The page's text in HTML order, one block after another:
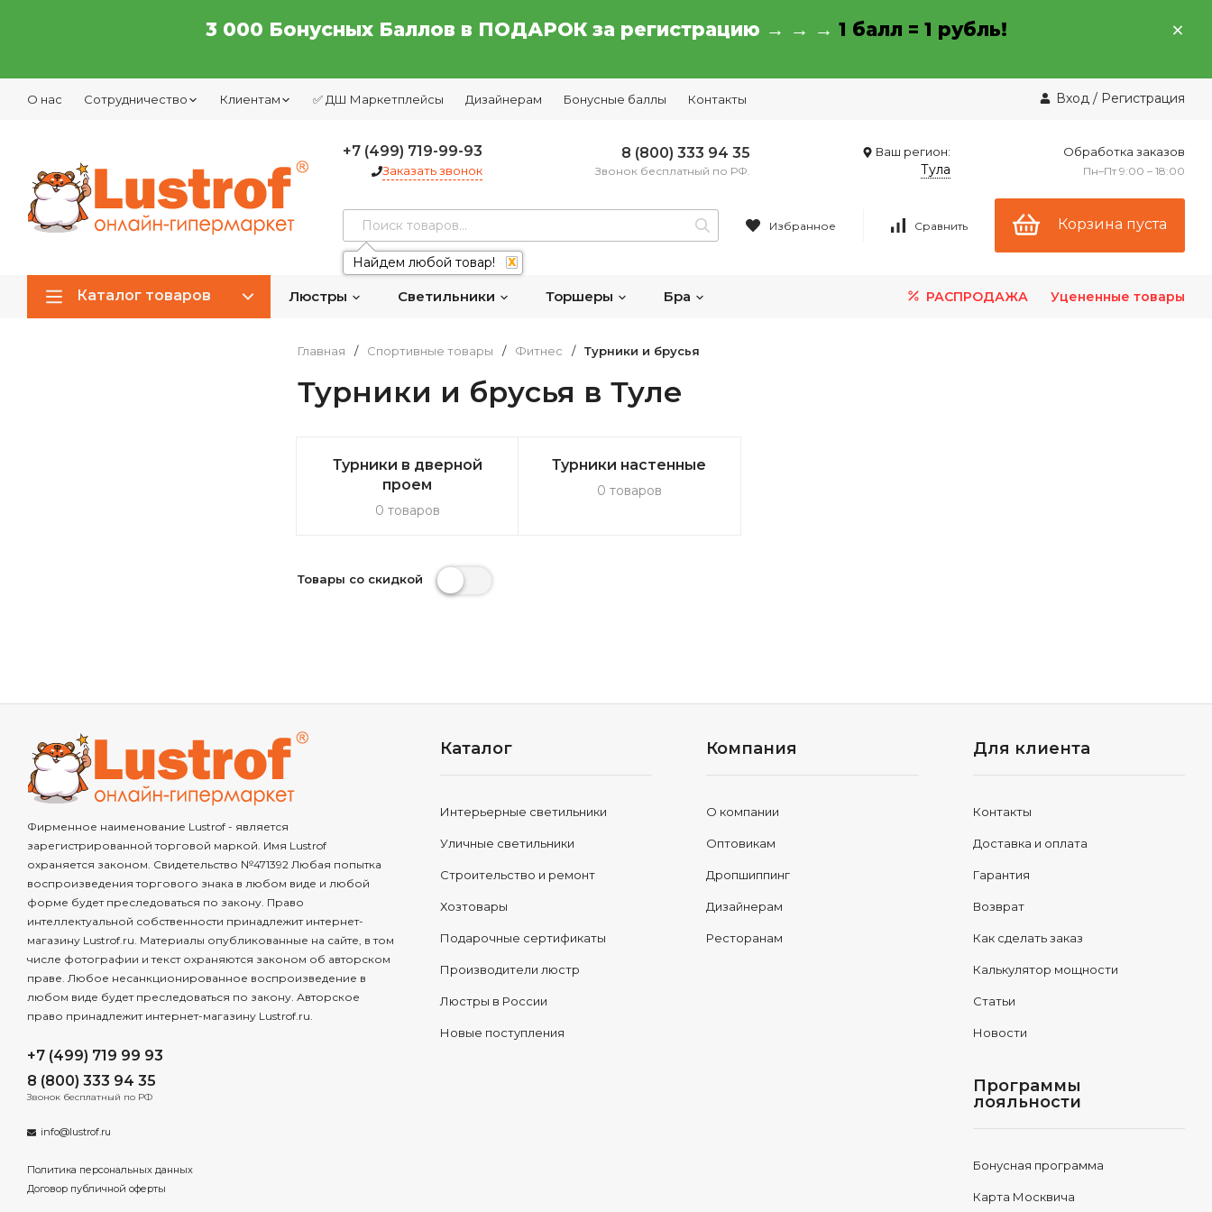
3 000 Бонусных Баллов в ПОДАРОК за регистрацию → → → 1 балл = 1 рубль!
О нас Сотрудничество Клиентам ✅ ДШ Маркетплейсы Дизайнерам Бонусные баллы Контакты Вход / Регистрация
+7 (499) 719-99-93
Заказать звонок
8 (800) 333 94 35
Звонок бесплатный по РФ.
Ваш регион:
Тула
Обработка заказов
Пн–Пт 9:00 – 18:00
Найдем любой товар! X
Избранное Сравнить Корзина пуста
Каталог товаров Люстры Светильники Торшеры Бра РАСПРОДАЖА Уцененные товары
Главная / Спортивные товары / Фитнес / Турники и брусья
Турники и брусья в Туле
Турники в дверной
проем
0 товаров
Турники настенные
0 товаров
Товары со скидкой
Фирменное наименование Lustrof - является
зарегистрированной торговой маркой. Имя Lustrof
охраняется законом. Свидетельство №471392 Любая попытка
воспроизведения торгового знака в любом виде и любой
форме будет преследоваться по закону. Право
интеллектуальной собственности принадлежит интернет-
магазину Lustrof.ru. Материалы опубликованные на сайте, в том
числе фотографии и текст охраняются законом об авторском
праве. Любое несанкционированное воспроизведение в
любом виде будет преследоваться по закону. Авторское
право принадлежит интернет-магазину Lustrof.ru.
+7 (499) 719 99 93
8 (800) 333 94 35
Звонок бесплатный по РФ
info@lustrof.ru
Политика персональных данных
Договор публичной оферты
Каталог
Интерьерные светильники
Уличные светильники
Строительство и ремонт
Хозтовары
Подарочные сертификаты
Производители люстр
Люстры в России
Новые поступления
Компания
О компании
Оптовикам
Дропшиппинг
Дизайнерам
Ресторанам
Для клиента
Контакты
Доставка и оплата
Гарантия
Возврат
Как сделать заказ
Калькулятор мощности
Статьи
Новости
Программы
лояльности
Бонусная программа
Карта Москвича